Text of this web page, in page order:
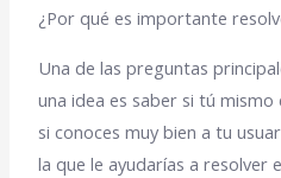
¿Por qué es importante
Una de las preguntas
una idea es saber si tú
si conoces muy bien a tu
la que le ayudarías a resolver